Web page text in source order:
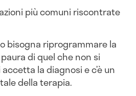
più comuni riscontrate
bisogna riprogrammare la
paura di quel che non si
la diagnosi e c’è un
della terapia.